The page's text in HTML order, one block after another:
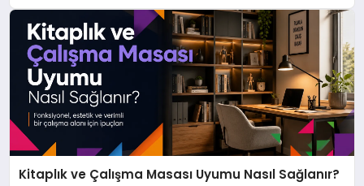
Kitaplık ve Çalışma Masası Uyumu Nasıl Sağlanır?